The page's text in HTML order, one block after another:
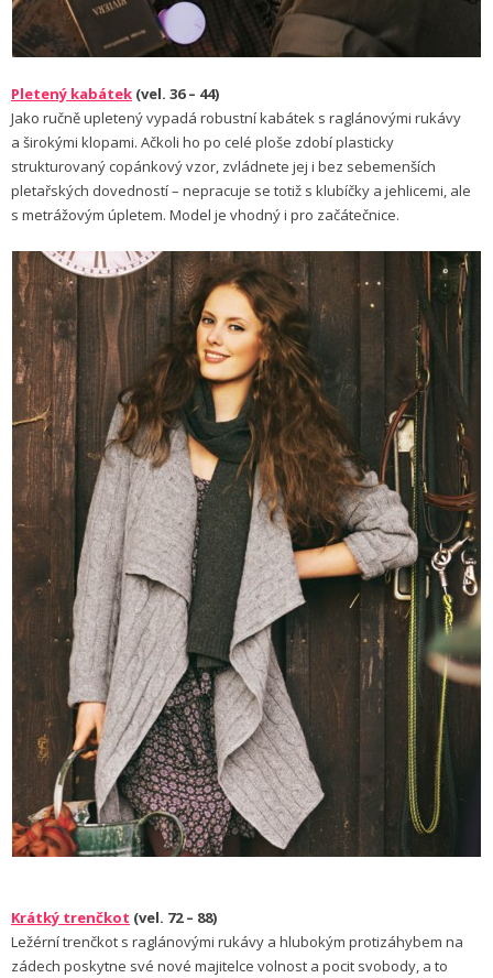
Pletený kabátek (vel. 36 – 44)
Jako ručně upletený vypadá robustní kabátek s raglánovými rukávy
a širokými klopami. Ačkoli ho po celé ploše zdobí plasticky
strukturovaný copánkový vzor, zvládnete jej i bez sebemenších
pletařských dovedností – nepracuje se totiž s klubíčky a jehlicemi, ale
s metrážovým úpletem. Model je vhodný i pro začátečnice.
Krátký trenčkot (vel. 72 – 88)
Ležérní trenčkot s raglánovými rukávy a hlubokým protizáhybem na
zádech poskytne své nové majitelce volnost a pocit svobody, a to